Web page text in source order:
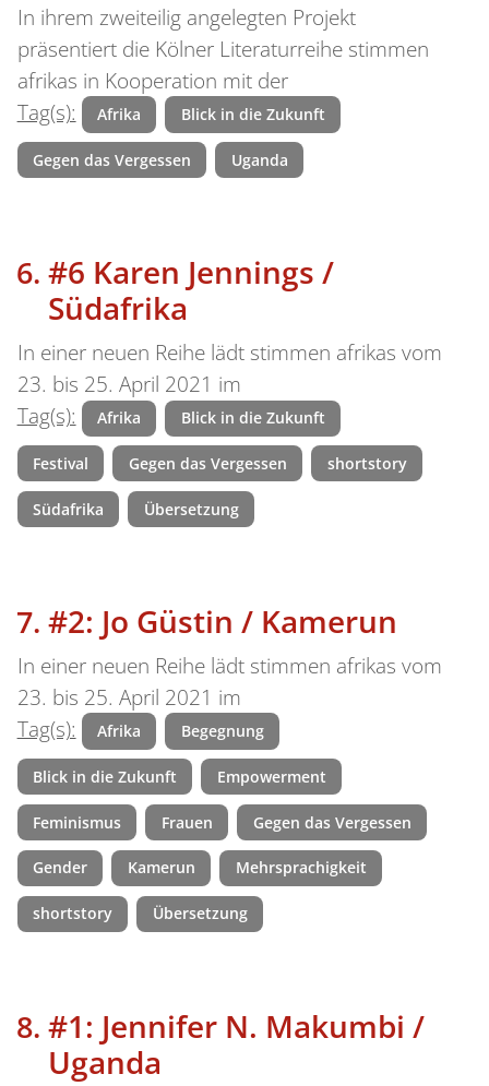
In ihrem zweiteilig angelegten Projekt
präsentiert die Kölner Literaturreihe stimmen
afrikas in Kooperation mit der
Tag(s):
Afrika Blick in die Zukunft
Gegen das Vergessen Uganda
#6 Karen Jennings /
Südafrika
In einer neuen Reihe lädt stimmen afrikas vom
23. bis 25. April 2021 im
Tag(s):
Afrika Blick in die Zukunft
Festival Gegen das Vergessen shortstory
Südafrika Übersetzung
#2: Jo Güstin / Kamerun
In einer neuen Reihe lädt stimmen afrikas vom
23. bis 25. April 2021 im
Tag(s):
Afrika Begegnung
Blick in die Zukunft Empowerment
Feminismus Frauen Gegen das Vergessen
Gender Kamerun Mehrsprachigkeit
shortstory Übersetzung
#1: Jennifer N. Makumbi /
Uganda